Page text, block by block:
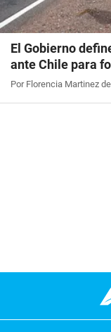
El Gobierno
ante Chile para
Por Florencia Martinez